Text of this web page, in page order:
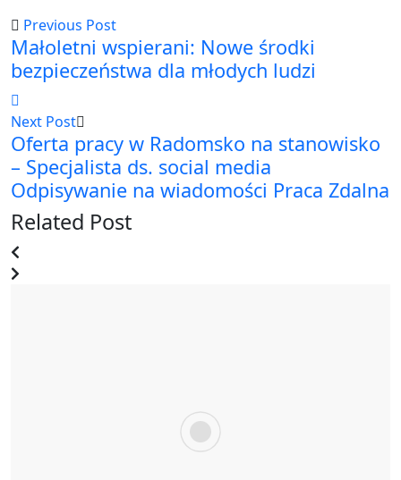
Previous Post
Małoletni wspierani: Nowe środki
bezpieczeństwa dla młodych ludzi
Next Post
Oferta pracy w Radomsko na stanowisko
– Specjalista ds. social media
Odpisywanie na wiadomości Praca Zdalna
Related Post